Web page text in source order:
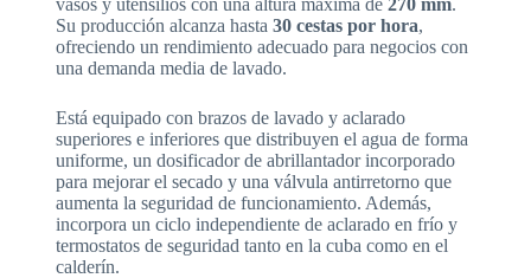
Su producción alcanza hasta 30 cestas por hora,
ofreciendo un rendimiento adecuado para negocios con
una demanda media de lavado.
Está equipado con brazos de lavado y aclarado
superiores e inferiores que distribuyen el agua de forma
uniforme, un dosificador de abrillantador incorporado
para mejorar el secado y una válvula antirretorno que
aumenta la seguridad de funcionamiento. Además,
incorpora un ciclo independiente de aclarado en frío y
termostatos de seguridad tanto en la cuba como en el
calderín.